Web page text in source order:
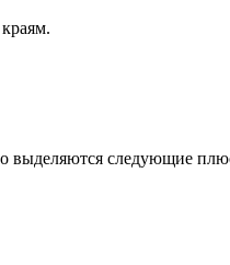
выделяются следующие